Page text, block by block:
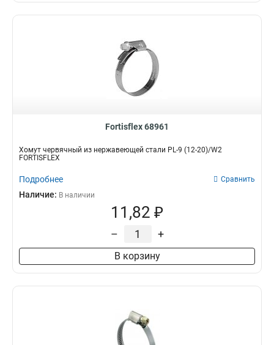
Fortisflex 68961
Хомут червячный из нержавеющей стали PL-9 (12-20)/W2
FORTISFLEX
Подробнее Сравнить
Наличие: В наличии
11,82 ₽
– +
В корзину